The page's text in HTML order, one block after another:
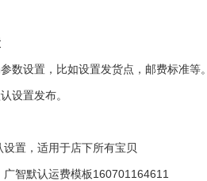
数设置，比如设置发货点，邮费标准等
设置发布。
置，适用于店下所有宝贝
广智默认运费模板160701164611